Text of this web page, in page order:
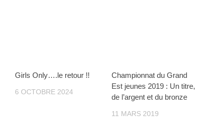
Girls Only….le retour !!
6 OCTOBRE 2024
Championnat du Grand
Est jeunes 2019 : Un titre,
de l’argent et du bronze
11 MARS 2019